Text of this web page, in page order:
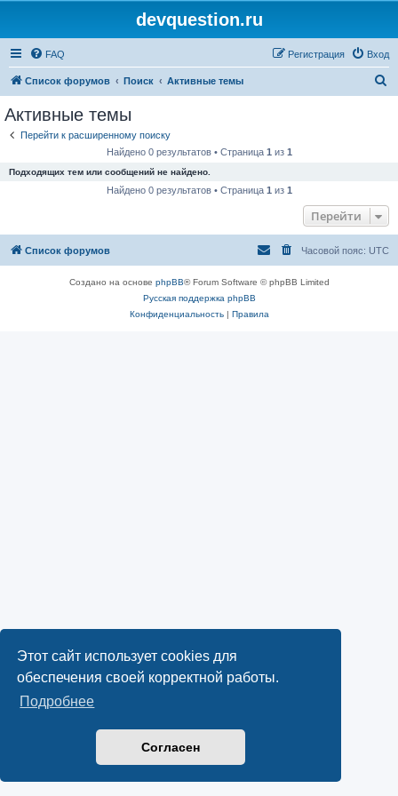
Этот сайт использует cookies для
обеспечения своей корректной работы.
Подробнее
Согласен
devquestion.ru
FAQ Вход
Регистрация
Список форумов Поиск Активные темы
Активные темы
Перейти к расширенному поиску
Найдено 0 результатов • Страница 1 из 1
Подходящих тем или сообщений не найдено.
Найдено 0 результатов • Страница 1 из 1
Перейти
Список форумов Часовой пояс: UTC
Создано на основе phpBB® Forum Software © phpBB Limited
Русская поддержка phpBB
Конфиденциальность| Правила